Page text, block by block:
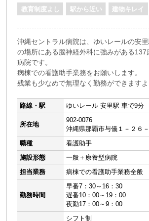
教育制度よし 駅から近い 建物キレイ
沖縄セントラル病院は、ゆいレールの安
の場所にある脳神経外科に強みがある137
病院です。
病棟での看護助手業務をお願いします。
残業も少なめで無理なく勤務ができますよ
路線・駅 ゆいレール 安里駅 車で9分
所在地
902-0076
沖縄県那覇市与儀１－２６
職種
看護助手
施設形態
一般＋療養型病院
担当業務
病棟での看護助手業務全般
勤務時間
早番7：30～16：30
遅番10：00～19：00
夜勤17：00～9：00
シフト制